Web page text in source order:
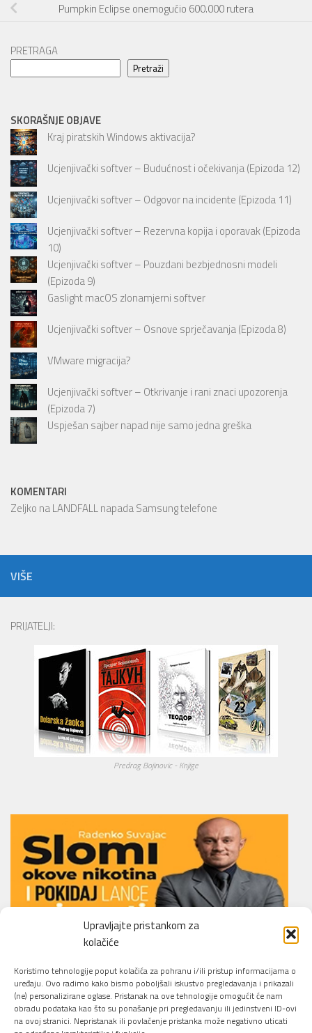
Upravljajte pristankom za
kolačiće
Koristimo tehnologije poput kolačića za pohranu i/ili pristup informacijama o
uređaju. Ovo radimo kako bismo poboljšali iskustvo pregledavanja i prikazali
(ne) personalizirane oglase. Pristanak na ove tehnologije omogućit će nam
obradu podataka kao što su ponašanje pri pregledavanju ili jedinstveni ID-ovi
na ovoj stranici. Nepristanak ili povlačenje pristanka može negativno uticati
Pumpkin Eclipse onemogućio 600.000 rutera
PRETRAGA
Pretraži
SKORAŠNJE OBJAVE
Kraj piratskih Windows aktivacija?
Ucjenjivački softver – Budućnost i očekivanja (Epizoda 12)
Ucjenjivački softver – Odgovor na incidente (Epizoda 11)
Ucjenjivački softver – Rezervna kopija i oporavak (Epizoda
10)
Ucjenjivački softver – Pouzdani bezbjednosni modeli
(Epizoda 9)
Gaslight macOS zlonamjerni softver
Ucjenjivački softver – Osnove sprječavanja (Epizoda 8)
VMware migracija?
Ucjenjivački softver – Otkrivanje i rani znaci upozorenja
(Epizoda 7)
Uspješan sajber napad nije samo jedna greška
KOMENTARI
Zeljko naLANDFALL napada Samsung telefone
VIŠE
PRIJATELJI:
Predrag Bojinovic - Knjige
Li.O.N.S. Smoking Cessation Method